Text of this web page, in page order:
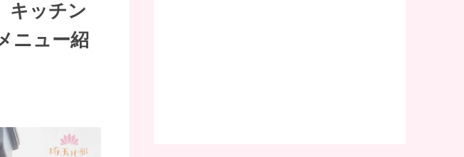
キッチン
ニュー紹